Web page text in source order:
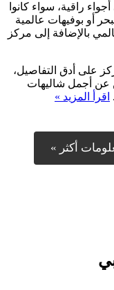
راقية، سواء كانوا
أو بوفيهات عالمية
بالإضافة إلى مركز
على أدق التفاصيل،
عن أجمل شاليهات
اقرأ المزيد »
أكثر »